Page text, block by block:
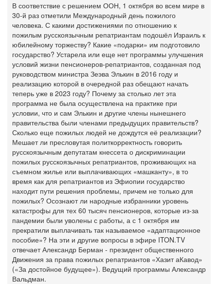
В соответствие с решением ООН, 1 октября во всем мире в
30-й раз отметили Международный день пожилого
человека. С какими достижениями по отношению к
пожилым русскоязычным репатриантам подошёл Израиль к
юбилейному торжеству? Какие «подарки» им подготовило
государство? Устарела или еще нет программы улучшения
условий жизни пенсионеров-репатриантов, созданная под
руководством министра Зеэва Элькин в 2016 году и
реализацию которой в очередной раз обещают начать
теперь уже в 2023 году? Почему за столько лет эта
программа не была осуществлена на практике при
условии, что и сам Элькин и другие члены нынешнего
правительства были членами предыдущих правительств?
Сколько еще пожилых людей не дождутся её реализации?
Мешает ли пресловутая политкорректность говорить
русскоязычным депутатам кнессета о дискриминации
пожилых русскоязычных репатриантов, проживающих на
съемном жилье или выплачивающих «машканту», в то
время как для репатриантов из Эфиопии государство
находит пути решения проблемы, причем не только для
пожилых? Осознают ли народные избранники уровень
катастрофы для тех 60 тысяч пенсионеров, которые из-за
пандемии были уволены с работы, а с 1 октября им
прекратили выплачивать так называемое «адаптационное
пособие»? На эти и другие вопросы в эфире ITON.TV
отвечает Александр Берман - президент общественного
Движения за права пожилых репатриантов «Хазит аКавод»
(«За достойное будущее»). Ведущий программы Александр
Вальдман.